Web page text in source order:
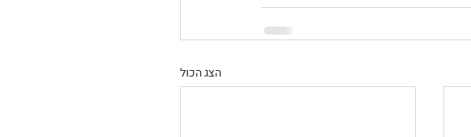
הצג הכול